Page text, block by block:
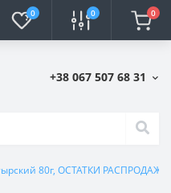
0 0 0
+38 067 507 68 31
80г, ОСТАТКИ РАСПРОДАЖА